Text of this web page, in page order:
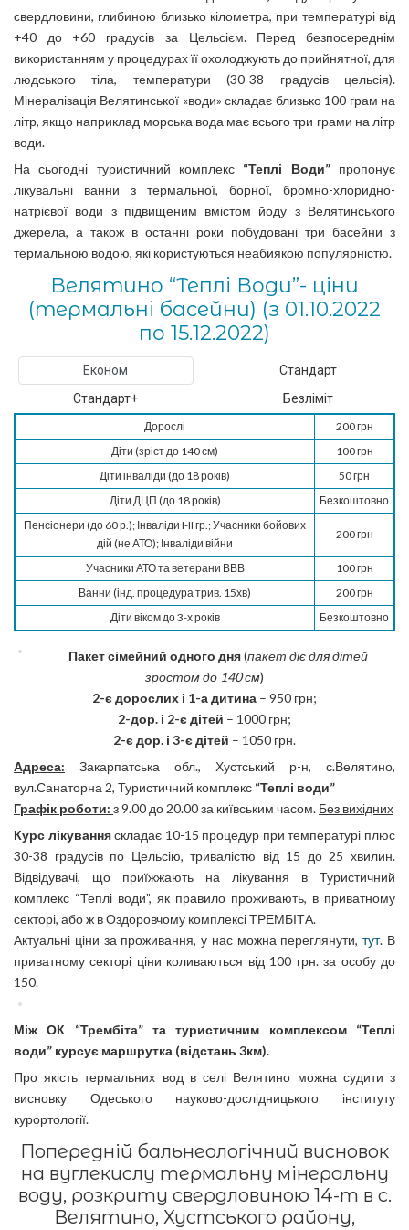
свердловини, глибиною близько кілометра, при температурі від
+40 до +60 градусів за Цельсієм. Перед безпосереднім
використанням у процедурах її охолоджують до прийнятної, для
людського тіла, температури (30-38 градусів цельсія).
Мінералізація Велятинської «води» складає близько 100 грам на
літр, якщо наприклад морська вода має всього три грами на літр
води.
На сьогодні туристичний комплекс “Теплі Води”пропонує
лікувальні ванни з термальної, борної, бромно-хлоридно-
натрієвої води з підвищеним вмістом йоду з Велятинського
джерела, а також в останні роки побудовані три басейни з
термальною водою, які користуються неабиякою популярністю.
Велятино “Теплі Води”- ціни
(термальні басейни) (з 01.10.2022
по 15.12.2022)
Економ
Стандарт
Стандарт+
Безліміт
Дорослі
200 грн
Діти (зріст до 140 см)
100 грн
Діти інваліди (до 18 років)
50 грн
Діти ДЦП (до 18 років)
Безкоштовно
Пенсіонери (до 60 р.); Інваліди I-II гр.; Учасники бойових
дій (не АТО); Інваліди війни
200 грн
Учасники АТО та ветерани ВВВ
100 грн
Ванни (інд. процедура трив. 15хв)
200 грн
Діти віком до 3-х років
Безкоштовно
Пакет сімейний одного дня(пакет діє для дітей
зростом до 140 см)
2-є дорослих і 1-а дитина – 950 грн;
2-дор. і 2-є дітей – 1000 грн;
2-є дор. і 3-є дітей – 1050 грн.
Адреса:
Закарпатська обл., Хустський р-н, с.Велятино,
вул.Санаторна 2, Туристичний комплекс “Теплі води”
Графік роботи: з 9.00 до 20.00 за київським часом. Без вихідних
Курс лікуванняскладає 10-15 процедур при температурі плюс
30-38 градусів по Цельсію, тривалістю від 15 до 25 хвилин.
Відвідувачі, що приїжжають на лікування в Туристичний
комплекс “Теплі води”, як правило проживають, в приватному
секторі, або ж в Оздоровчому комплексі ТРЕМБІТА.
Актуальні ціни за проживання, у нас можна переглянути,тут. В
приватному секторі ціни коливаються від 100 грн. за особу до
150.
Між ОК “Трембіта” та туристичним комплексом “Теплі
води” курсує маршрутка (відстань 3км).
Про якість термальних вод в селі Велятино можна судити з
висновку Одеського науково-дослідницького інституту
курортології.
Попередній бальнеологічний висновок
на вуглекислу термальну мінеральну
воду, розкриту свердловиною 14-т в с.
Велятино, Хустського району,